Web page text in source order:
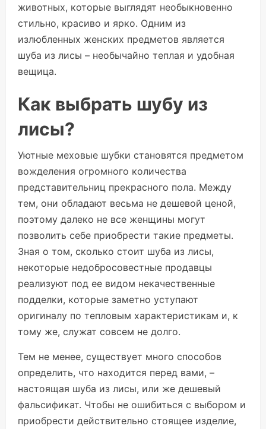
животных, которые выглядят необыкновенно
стильно, красиво и ярко. Одним из
излюбленных женских предметов является
шуба из лисы – необычайно теплая и удобная
вещица.
Как выбрать шубу из
лисы?
Уютные меховые шубки становятся предметом
вожделения огромного количества
представительниц прекрасного пола. Между
тем, они обладают весьма не дешевой ценой,
поэтому далеко не все женщины могут
позволить себе приобрести такие предметы.
Зная о том, сколько стоит шуба из лисы,
некоторые недобросовестные продавцы
реализуют под ее видом некачественные
подделки, которые заметно уступают
оригиналу по тепловым характеристикам и, к
тому же, служат совсем не долго.
Тем не менее, существует много способов
определить, что находится перед вами, –
настоящая шуба из лисы, или же дешевый
фальсификат. Чтобы не ошибиться с выбором и
приобрести действительно стоящее изделие,